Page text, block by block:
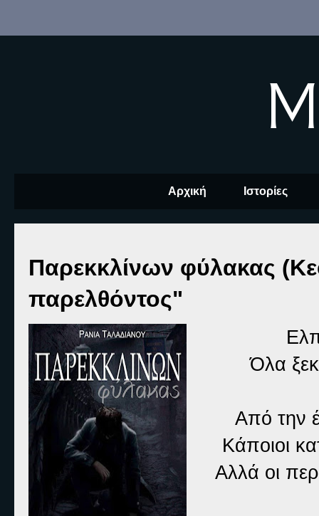
Αρχική Ιστορίες
Παρεκκλίνων φύλακας
παρελθόντος"
Όλα
Από την
Κάποιοι
Αλλά οι